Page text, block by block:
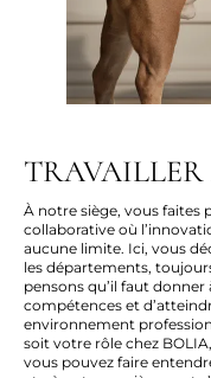
TRAVAILLER
À notre siège, vous faites
collaborative où
aucune limite. Ici, vous
les départements,
pensons qu’il faut
compétences et
environnement
soit votre rôle chez
vous pouvez faire